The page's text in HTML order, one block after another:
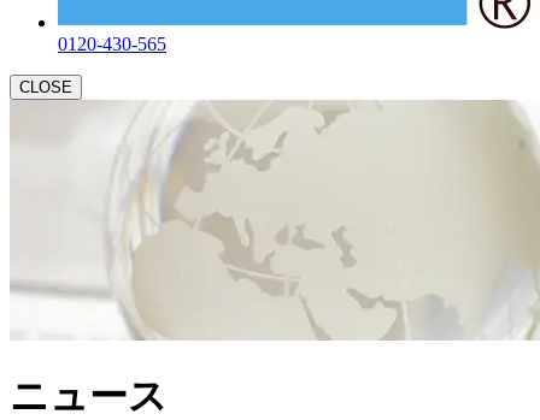
0120-430-565
CLOSE
ニュース